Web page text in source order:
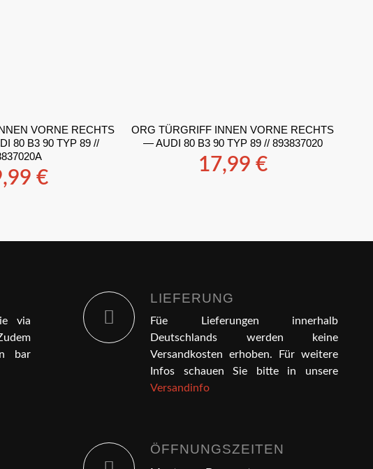
VORNE RECHTS
80 B3 90 TYP 89 //
€
ORG TÜRGRIFF INNEN VORNE RECHTS
— AUDI 80 B3 90 TYP 89 // 893837020
17,99 €
via
bar
LIEFERUNG
Füe Lieferungen innerhalb
Deutschlands werden keine
Versandkosten erhoben. Für weitere
Infos schauen Sie bitte in unsere
Versandinfo
ÖFFNUNGSZEITEN